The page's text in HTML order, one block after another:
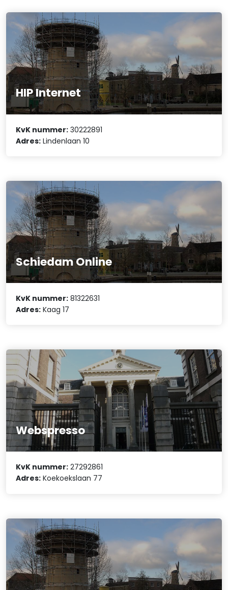
HIP Internet
KvK nummer: 30222891
Adres: Lindenlaan 10
Schiedam Online
KvK nummer: 81322631
Adres: Kaag 17
Webspresso
KvK nummer: 27292861
Adres: Koekoekslaan 77